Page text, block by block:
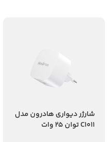
شارژر دیواری هادرون مدل
C1011 توان 25 وات